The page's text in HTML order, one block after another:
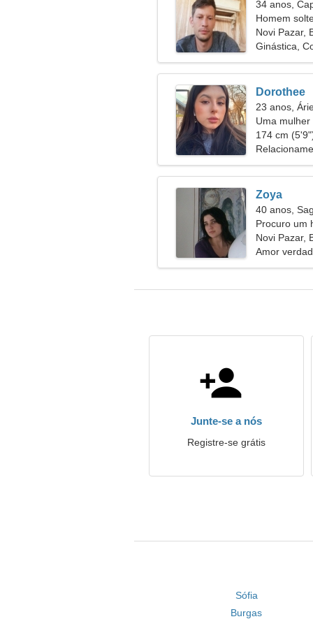
34 anos,
Homem
Novi Pazar,
Ginástica,
Dorothee
23 anos,
Uma
alguém
174 cm
Zoya
40 anos,
Procuro um
Novi Pazar,
Amor
Junte-se a nós
Registre-se grátis
Sófia
Burgas